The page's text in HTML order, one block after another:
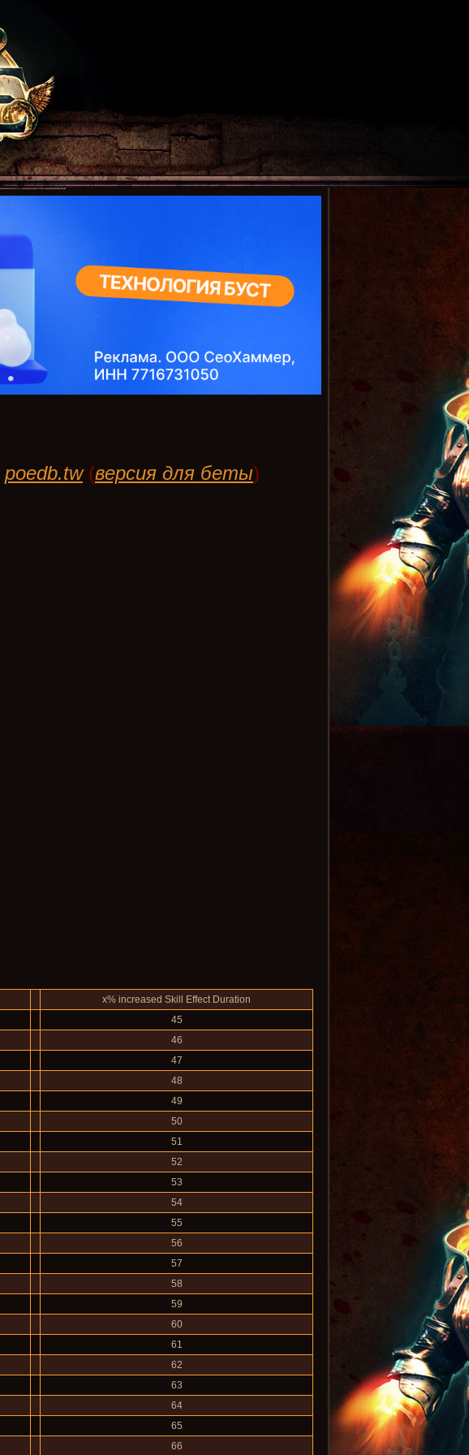
poedb.tw(версия для беты)
x% increased Skill Effect Duration
45
46
47
48
49
50
51
52
53
54
55
56
57
58
59
60
61
62
63
64
65
66